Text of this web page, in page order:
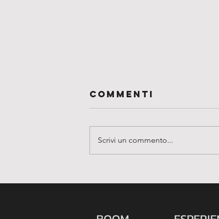
di seguire il
Commenti
Scrivi un commento...